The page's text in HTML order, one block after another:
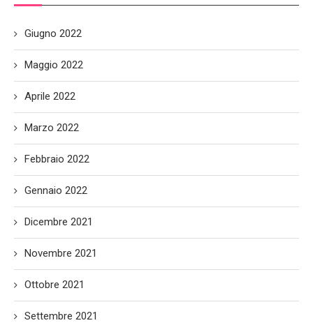
Giugno 2022
Maggio 2022
Aprile 2022
Marzo 2022
Febbraio 2022
Gennaio 2022
Dicembre 2021
Novembre 2021
Ottobre 2021
Settembre 2021